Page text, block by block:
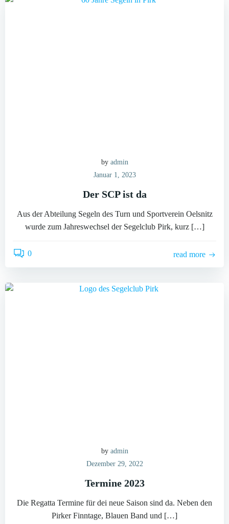
by admin
Januar 1, 2023
Der SCP ist da
Aus der Abteilung Segeln des Turn und Sportverein Oelsnitz
wurde zum Jahreswechsel der Segelclub Pirk, kurz […]
0 read more
by admin
Dezember 29, 2022
Termine 2023
Die Regatta Termine für dei neue Saison sind da. Neben den
Pirker Finntage, Blauen Band und […]